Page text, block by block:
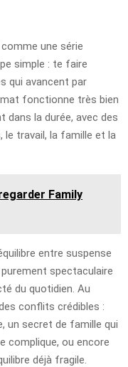
comme une série
simple : te faire
qui avancent par
fonctionne très bien
dans la durée, avec des
le travail, la famille et la
Family
entre suspense
spectaculaire
du quotidien. Au
conflits crédibles :
un secret de famille qui
complique, ou encore
déjà fragile.